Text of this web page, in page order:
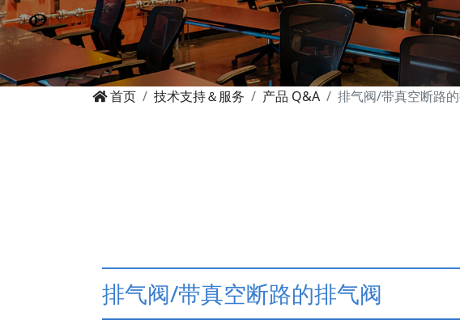
首页 技术支持＆服务 产品 Q&A 排气阀/带真空断路
排气阀/带真空断路的排气阀